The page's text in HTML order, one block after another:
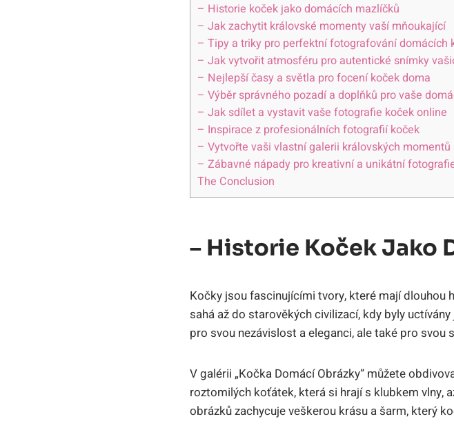
– Historie koček jako domácích mazlíčků
– Jak zachytit královské momenty vaší mňoukající
– Tipy a triky pro perfektní fotografování domácích
– Jak vytvořit atmosféru pro autentické snímky
– Nejlepší časy a světla pro focení koček doma
– Výběr správného pozadí a doplňků pro vaše
– Jak sdílet a vystavit vaše fotografie koček online
– Inspirace z profesionálních fotografií koček
– Vytvořte vaši vlastní galerii královských
– Zábavné nápady pro kreativní a unikátní
The Conclusion
– Historie Koček Jako
Kočky jsou fascinujícími tvory, které mají
sahá až do starověkých civilizací, kdy byly
pro svou nezávislost a eleganci, ale také pro
V galérii „Kočka Domácí Obrázky“ můžete
roztomilých koťátek, která si hrají s klubkem vlny,
obrázků zachycuje veškerou krásu a šarm, který